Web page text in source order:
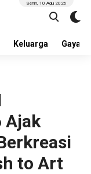
Keluarga Gaya
Senin, 10 Agu 2026
Ajak
to Art